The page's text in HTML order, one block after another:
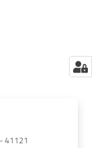
41121